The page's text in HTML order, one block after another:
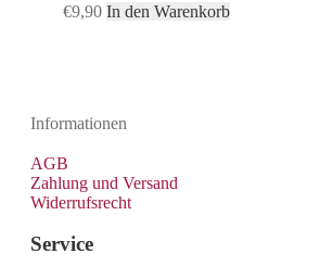
€9,90 In den Warenkorb
Informationen
AGB
Zahlung und Versand
Widerrufsrecht
Service